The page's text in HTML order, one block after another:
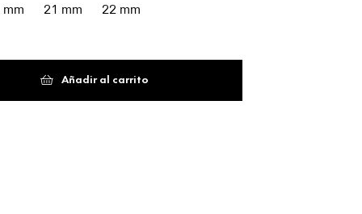
mm 21 mm
22 mm
Añadir al carrito